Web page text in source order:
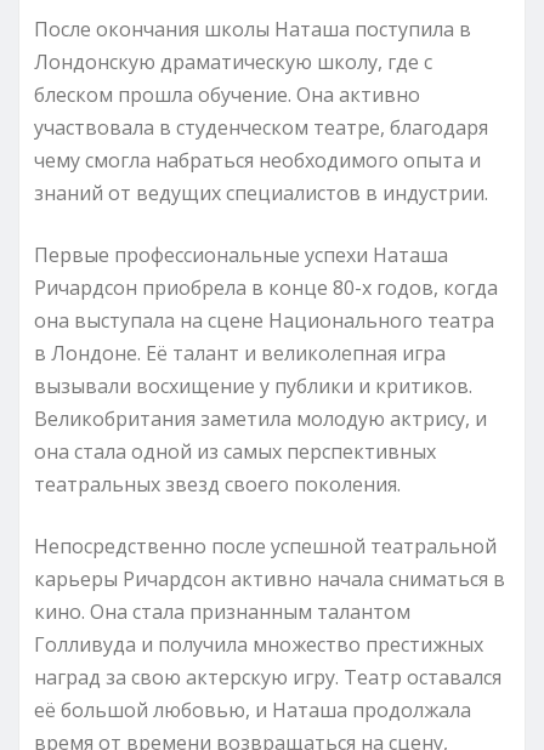
После окончания школы Наташа поступила в
Лондонскую драматическую школу, где с
блеском прошла обучение. Она активно
участвовала в студенческом театре, благодаря
чему смогла набраться необходимого опыта и
знаний от ведущих специалистов в индустрии.
Первые профессиональные успехи Наташа
Ричардсон приобрела в конце 80-х годов, когда
она выступала на сцене Национального театра
в Лондоне. Её талант и великолепная игра
вызывали восхищение у публики и критиков.
Великобритания заметила молодую актрису, и
она стала одной из самых перспективных
театральных звезд своего поколения.
Непосредственно после успешной театральной
карьеры Ричардсон активно начала сниматься в
кино. Она стала признанным талантом
Голливуда и получила множество престижных
наград за свою актерскую игру. Театр оставался
её большой любовью, и Наташа продолжала
время от времени возвращаться на сцену,